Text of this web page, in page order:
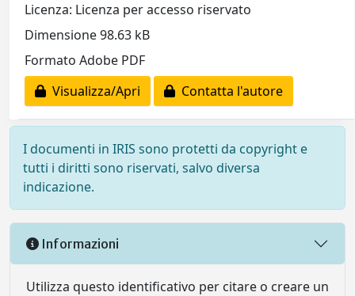
Licenza: Licenza per accesso riservato
Dimensione 98.63 kB
Formato Adobe PDF
Visualizza/Apri
Contatta l'autore
I documenti in IRIS sono protetti da copyright e
tutti i diritti sono riservati, salvo diversa
indicazione.
Informazioni
Utilizza questo identificativo per citare o creare un